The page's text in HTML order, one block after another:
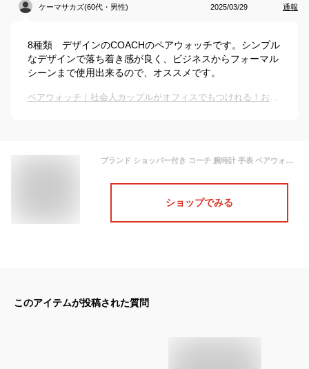
ケーマサカズ(60代・男性) 2025/03/29 通報
8種類 デザインのCOACHのペアウォッチです。シンプル
なデザインで落ち着き感が良く、ビジネスからフォーマル
シーンまで使用出来るので、オススメです。
ペアウォッチ｜社会人カップルがオフィスでもつけれる！おしゃれなペア腕時計のおすすめは？
ブランド ショッパー付き コーチ 腕時計 手表 ペアウォッチ 直ぐ発送 即納 当店 おすすめ ランキング 1位 カップル 彼氏 彼女 夫婦 大人 ペア アイテム サプライズ プレゼント 結婚1年感動 喜ばれる 愛される 記念日 卒業 入学 お祝い
ショップでみる
このアイテムが投稿された質問